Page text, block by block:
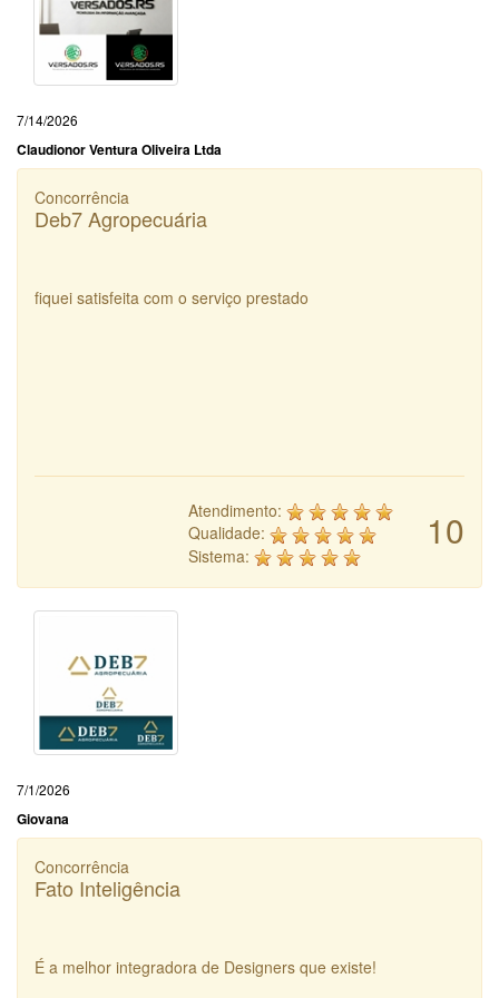
7/14/2026
Claudionor Ventura Oliveira Ltda
Concorrência
Deb7 Agropecuária
fiquei satisfeita com o serviço prestado
10
Atendimento:
Qualidade:
Sistema:
7/1/2026
Giovana
Concorrência
Fato Inteligência
É a melhor integradora de Designers que existe!